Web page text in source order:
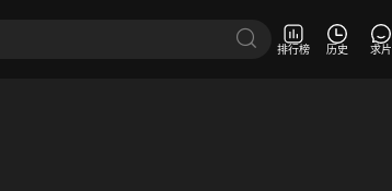
排行榜 历史 求片